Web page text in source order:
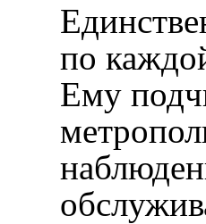
по
Ему